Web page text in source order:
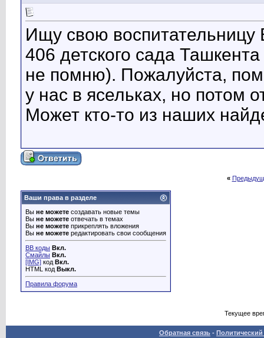
Ищу свою воспитательницу
406 детского сада
не помню). Пожалуйста,
у нас в ясельках, но потом
Может кто-то из наших
«
Ваши права в разделе
Вы не можете создавать новые темы
Вы не можете отвечать в темах
Вы не можете прикреплять вложения
Вы не можете редактировать свои сообщения
BB коды Вкл.
Смайлы Вкл.
[IMG] код Вкл.
HTML код Выкл.
Правила форума
Текущее
Обратная связь -